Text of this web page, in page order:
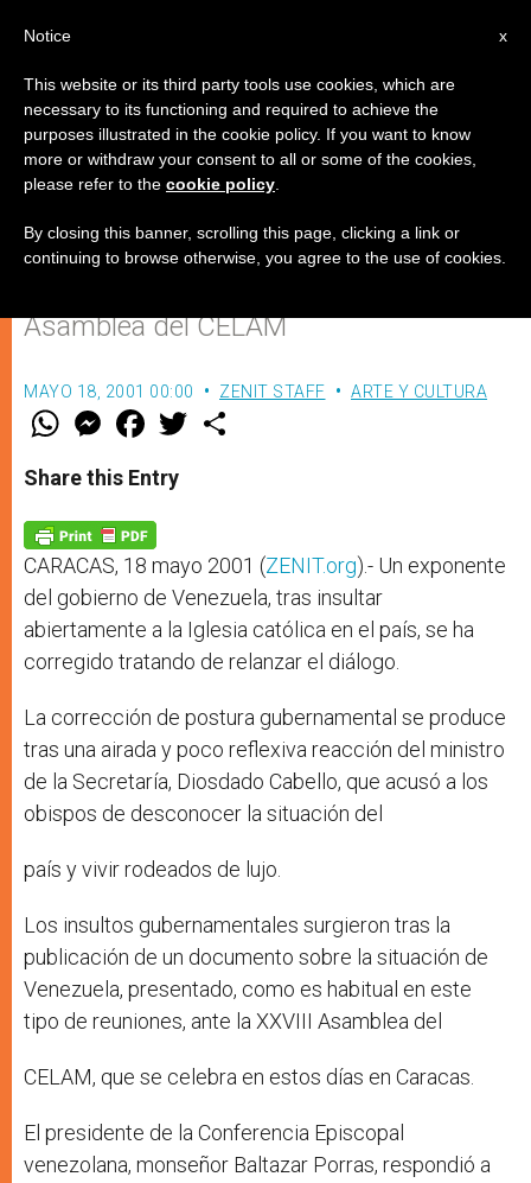
Venezuela: Un ministro insulta a
los obispos y luego se corrige
Asamblea del CELAM
MAYO 18, 2001 00:00 ZENIT STAFF ARTE Y CULTURA
W
t
s
p
p
M
e
s
e
g
e
r
F
a
e
b
o
k
w
Share this Entry
CARACAS, 18 mayo 2001 (ZENIT.org).- Un exponente
del gobierno de Venezuela, tras insultar
abiertamente a la Iglesia católica en el país, se ha
corregido tratando de relanzar el diálogo.
La corrección de postura gubernamental se produce
tras una airada y poco reflexiva reacción del ministro
de la Secretaría, Diosdado Cabello, que acusó a los
obispos de desconocer la situación del
país y vivir rodeados de lujo.
Los insultos gubernamentales surgieron tras la
publicación de un documento sobre la situación de
Venezuela, presentado, como es habitual en este
tipo de reuniones, ante la XXVIII Asamblea del
CELAM, que se celebra en estos días en Caracas.
El presidente de la Conferencia Episcopal
venezolana, monseñor Baltazar Porras, respondió a
x
Notice
This website or its third party tools use cookies, which are
necessary to its functioning and required to achieve the
purposes illustrated in the cookie policy. If you want to know
more or withdraw your consent to all or some of the cookies,
please refer to the cookie policy
By closing this banner, scrolling this page, clicking a link or
continuing to browse otherwise, you agree to the use of cookies.